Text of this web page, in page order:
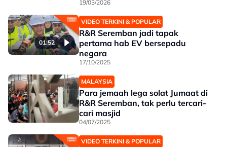
19/03/2026
01:52
VIDEO TERKINI & POPULAR
R&R Seremban jadi tapak
pertama hab EV bersepadu
negara
17/10/2025
MALAYSIA
Para jemaah lega solat Jumaat di
R&R Seremban, tak perlu tercari-
cari masjid
04/07/2025
VIDEO TERKINI & POPULAR